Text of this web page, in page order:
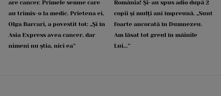
are cancer. Primele semne care
au trimis-o la medic. Prietena ei,
Olga Barcari, a povestit tot: „Și în
Asia Express avea cancer, dar
nimeni nu știa, nici ea”
România! Și-au spus adio după 2
copii și mulți ani împreună. „Sunt
foarte ancorată în Dumnezeu.
Am lăsat tot greul în mâinile
Lui...”